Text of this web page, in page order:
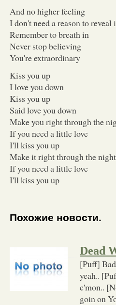
And no higher feeling
I don't need a reason to reveal
Remember to breath in
Never stop believing
You're extraordinary
Kiss you up
I love you down
Kiss you up
Said love you down
Make you right through the
If you need a little love
I'll kiss you up
Make it right through the night
If you need a little love
I'll kiss you up
Похожие новости.
Dead
[Puff]
yeah..
c'mon..
goin on